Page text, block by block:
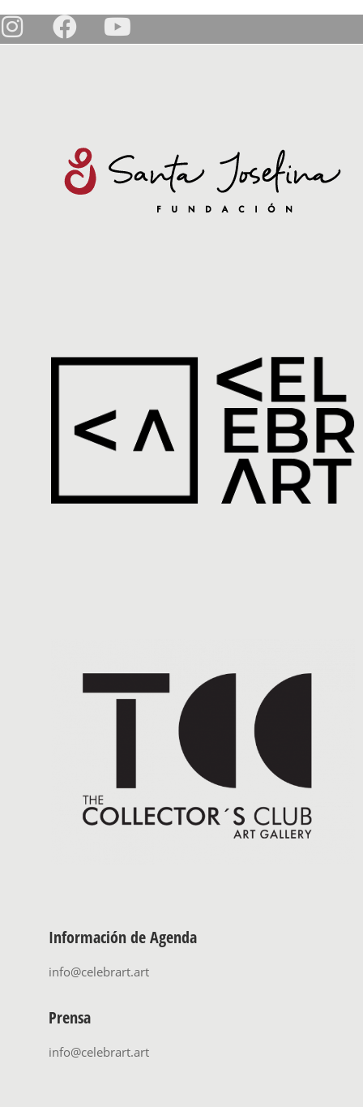
Información de Agenda
info@celebrart.art
Prensa
info@celebrart.art